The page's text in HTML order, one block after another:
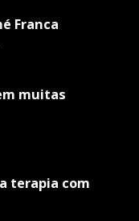
Franca
muitas
terapia com